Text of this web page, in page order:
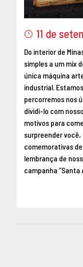
11 de
Do interior de
simples a um mix
única máquina
industrial.
percorremos nos
dividi-lo com
motivos para
surpreender
comemorativas
lembrança de
campanha “Santa